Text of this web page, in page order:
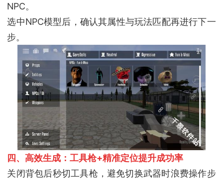
NPC。
选中NPC模型后，确认其属性与玩法匹配再进行下一
步。
四、高效生成：工具枪+精准定位提升成功率
关闭背包后秒切工具枪，避免切换武器时浪费操作步